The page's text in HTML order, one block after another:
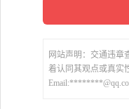
网站声明：交通违章
着认同其观点或真实